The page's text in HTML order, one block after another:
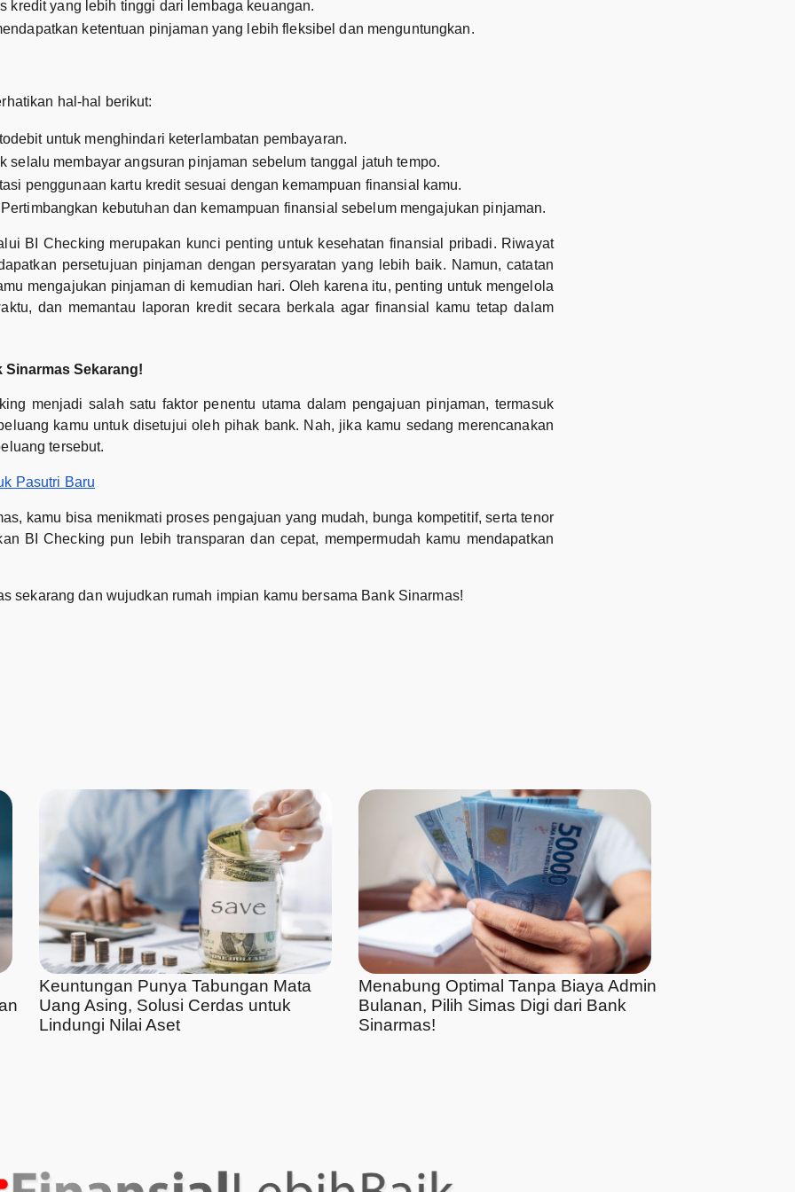
kredit yang lebih tinggi dari lembaga keuangan.
ketentuan pinjaman yang lebih fleksibel dan menguntungkan.
hal-hal berikut:
untuk menghindari keterlambatan pembayaran.
selalu membayar angsuran pinjaman sebelum tanggal jatuh tempo.
penggunaan kartu kredit sesuai dengan kemampuan finansial kamu.
kebutuhan dan kemampuan finansial sebelum mengajukan pinjaman.
BI Checking merupakan kunci penting untuk kesehatan finansial pribadi. Riwayat
persetujuan pinjaman dengan persyaratan yang lebih baik. Namun, catatan
mengajukan pinjaman di kemudian hari. Oleh karena itu, penting untuk mengelola
dan memantau laporan kredit secara berkala agar finansial kamu tetap dalam
Sinarmas Sekarang!
menjadi salah satu faktor penentu utama dalam pengajuan pinjaman, termasuk
kamu untuk disetujui oleh pihak bank. Nah, jika kamu sedang merencanakan
tersebut.
Pasutri Baru
kamu bisa menikmati proses pengajuan yang mudah, bunga kompetitif, serta tenor
BI Checking pun lebih transparan dan cepat, mempermudah kamu mendapatkan
sekarang dan wujudkan rumah impian kamu bersama Bank Sinarmas!
Keuntungan Punya Tabungan Mata
Uang Asing, Solusi Cerdas untuk
Lindungi Nilai Aset
Menabung Optimal Tanpa Biaya Admin
Bulanan, Pilih Simas Digi dari Bank
Sinarmas!